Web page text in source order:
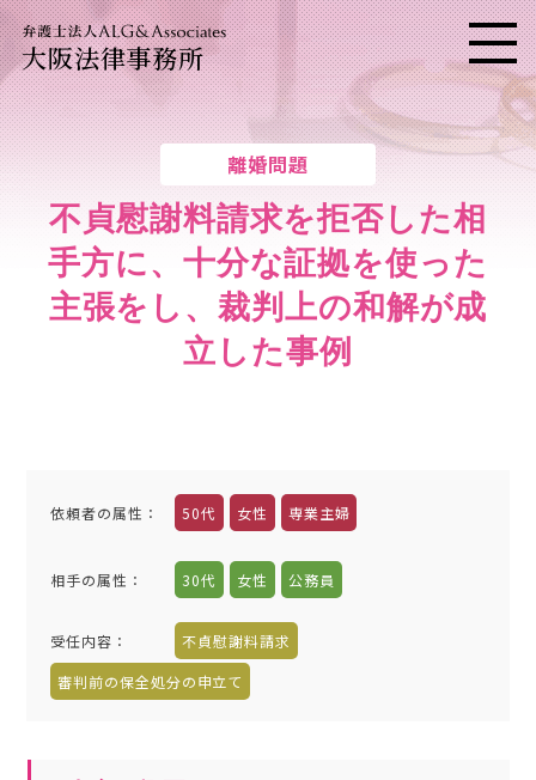
大阪法律事務所 メニ
離婚問題
不貞慰謝料請求を拒否した相
手方に、 十分な証拠を使った
主張をし、裁判上の和解が成
立した事例
依頼者の属性 ： 50代 女性 専業主婦
相手の属性 ： 30代 女性 公務員
受任内容 ：
不貞慰謝料請求
審判前の保全処分の申立て